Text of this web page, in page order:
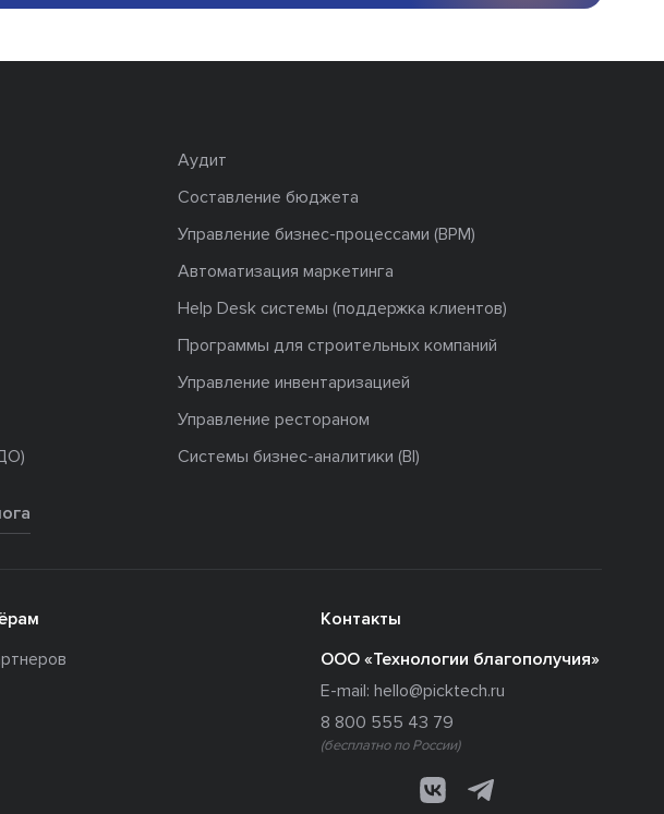
Аудит
Составление бюджета
Управление бизнес-процессами (BPM)
Автоматизация маркетинга
Help Desk системы (поддержка клиентов)
Программы для строительных компаний
Управление инвентаризацией
Управление рестораном
Системы бизнес-аналитики (BI)
Контакты
ООО «Технологии благополучия»
E-mail: hello@picktech.ru
8 800 555 43 79
(бесплатно по России)